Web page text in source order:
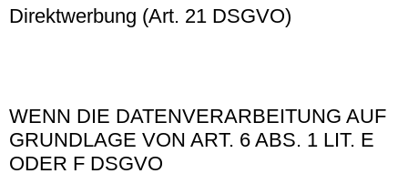
Direktwerbung (Art. 21 DSGVO)
WENN DIE DATENVERARBEITUNG AUF
GRUNDLAGE VON ART. 6 ABS. 1 LIT. E
ODER F DSGVO